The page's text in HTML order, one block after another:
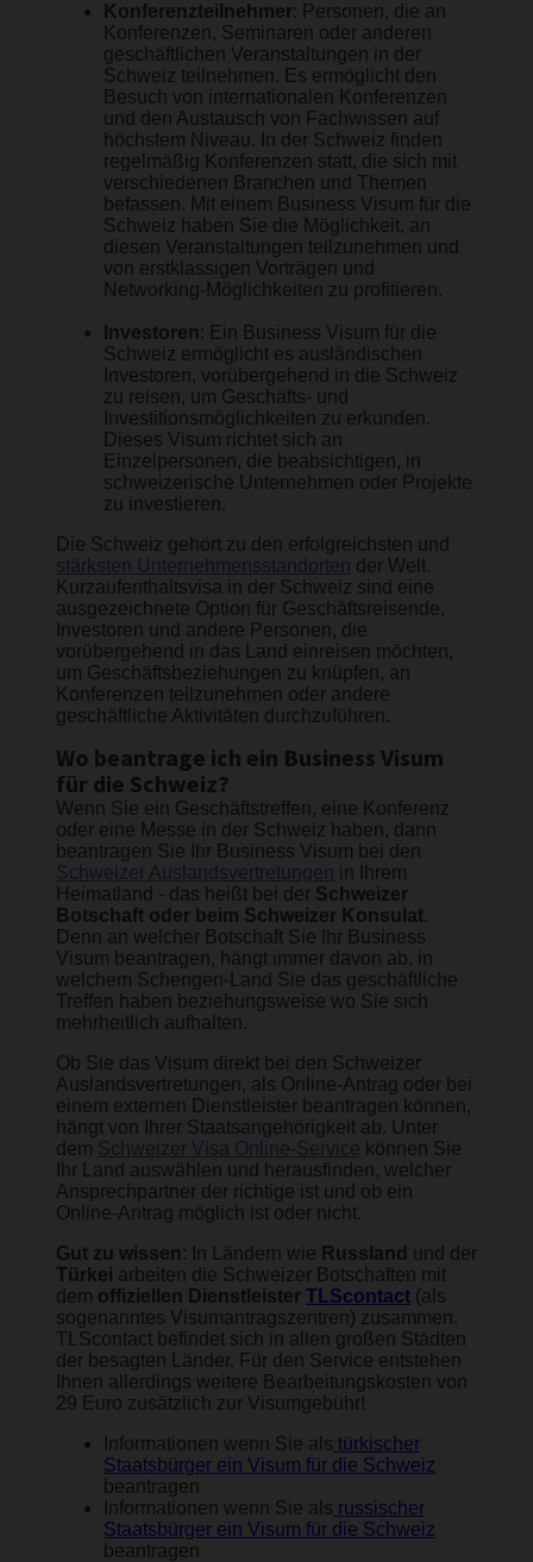
Konferenzteilnehmer: Personen, die an
Konferenzen, Seminaren oder anderen
geschäftlichen Veranstaltungen in der
Schweiz teilnehmen. Es ermöglicht den
Besuch von internationalen Konferenzen
und den Austausch von Fachwissen auf
höchstem Niveau. In der Schweiz finden
regelmäßig Konferenzen statt, die sich mit
verschiedenen Branchen und Themen
befassen. Mit einem Business Visum für die
Schweiz haben Sie die Möglichkeit, an
diesen Veranstaltungen teilzunehmen und
von erstklassigen Vorträgen und
Networking-Möglichkeiten zu profitieren.
Investoren: Ein Business Visum für die
Schweiz ermöglicht es ausländischen
Investoren, vorübergehend in die Schweiz
zu reisen, um Geschäfts- und
Investitionsmöglichkeiten zu erkunden.
Dieses Visum richtet sich an
Einzelpersonen, die beabsichtigen, in
schweizerische Unternehmen oder Projekte
zu investieren.
Die Schweiz gehört zu den erfolgreichsten und
stärksten Unternehmensstandorten
der Welt.
Kurzaufenthaltsvisa in der Schweiz sind eine
ausgezeichnete Option für Geschäftsreisende,
Investoren und andere Personen, die
vorübergehend in das Land einreisen möchten,
um Geschäftsbeziehungen zu knüpfen, an
Konferenzen teilzunehmen oder andere
geschäftliche Aktivitäten durchzuführen.
Wo beantrage ich ein Business Visum
für die Schweiz?
Wenn Sie ein Geschäftstreffen, eine Konferenz
oder eine Messe in der Schweiz haben, dann
beantragen Sie Ihr Business Visum bei den
Schweizer Auslandsvertretungen
in Ihrem
Heimatland - das heißt bei der Schweizer
Botschaft oder beim Schweizer Konsulat.
Denn an welcher Botschaft Sie Ihr Business
Visum beantragen, hängt immer davon ab, in
welchem Schengen-Land Sie das geschäftliche
Treffen haben beziehungsweise wo Sie sich
mehrheitlich aufhalten.
Ob Sie das Visum direkt bei den Schweizer
Auslandsvertretungen, als Online-Antrag oder bei
einem externen Dienstleister beantragen können,
hängt von Ihrer Staatsangehörigkeit ab. Unter
dem Schweizer Visa Online-Service können Sie
Ihr Land auswählen und herausfinden, welcher
Ansprechpartner der richtige ist und ob ein
Online-Antrag möglich ist oder nicht.
Gut zu wissen: In Ländern wie Russland und der
Türkei arbeiten die Schweizer Botschaften mit
dem offiziellen Dienstleister TLScontact (als
sogenanntes Visumantragszentren) zusammen.
TLScontact befindet sich in allen großen Städten
der besagten Länder. Für den Service entstehen
Ihnen allerdings weitere Bearbeitungskosten von
29 Euro zusätzlich zur Visumgebühr!
Informationen wenn Sie als türkischer
Staatsbürger ein Visum für die Schweiz
beantragen
Informationen wenn Sie als russischer
Staatsbürger ein Visum für die Schweiz
beantragen